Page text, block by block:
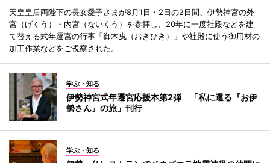
天皇皇后両陛下の長女愛子さまが8月1日・2日の2日間、伊勢神宮の外
宮（げくう）・内宮（ないくう）を参拝し、20年に一度社殿などを建
て替える式年遷宮の行事「御木曳（おきひき）」や社殿に使う御用材の
加工作業などをご視察された。
学ぶ・知る
伊勢神宮式年遷宮応援本第2弾 「私に還る『お伊
勢さん』の旅」刊行
学ぶ・知る